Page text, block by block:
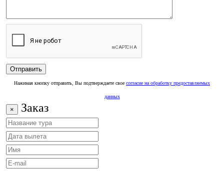
Нажимая кнопку отправить, Вы подтверждаете свое согласие на обработку предоставляемых
данных
× Заказ